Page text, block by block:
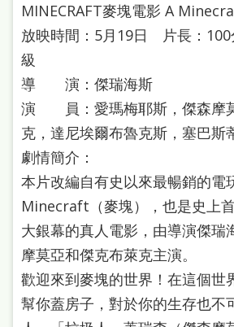
MINECRAFT麥塊電影 A
放映時間：5月19日 片長：
級
導 演：傑瑞海斯
演 員：愛瑪梅耶斯，傑森摩
克，達尼埃爾布魯克斯，塞巴斯
劇情簡介：
本片改編自有史以來最暢銷的電
Minecraft（麥塊），也是史上
大銀幕的真人電影，由導演傑瑞
摩莫亞和傑克布萊克主演。
歡迎來到麥塊的世界！在這個世
幫你蓋房子，對於你的生存也不